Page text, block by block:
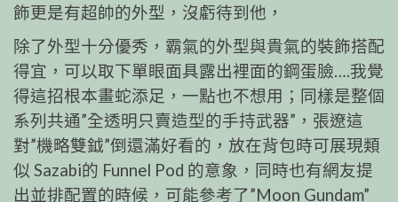
飾更是有超帥的外型，沒虧待到他，
除了外型十分優秀，霸氣的外型與貴氣的裝飾搭配
得宜，可以取下單眼面具露出裡面的鋼蛋臉….我覺
得這招根本畫蛇添足，一點也不想用；同樣是整個
系列共通”全透明只賣造型的手持武器”，張遼這
對”機略雙鉞”倒還滿好看的，放在背包時可展現類
似 Sazabi的 Funnel Pod 的意象，同時也有網友提
出並排配置的時候，可能參考了”Moon Gundam”